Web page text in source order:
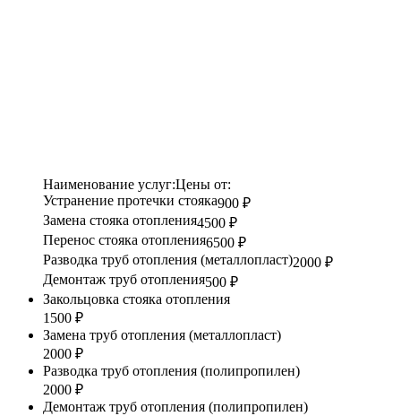
Наименование услуг:Цены от:
Устранение протечки стояка900 ₽
Замена стояка отопления4500 ₽
Перенос стояка отопления6500 ₽
Разводка труб отопления (металлопласт)2000 ₽
Демонтаж труб отопления500 ₽
Закольцовка стояка отопления
1500 ₽
Замена труб отопления (металлопласт)
2000 ₽
Разводка труб отопления (полипропилен)
2000 ₽
Демонтаж труб отопления (полипропилен)